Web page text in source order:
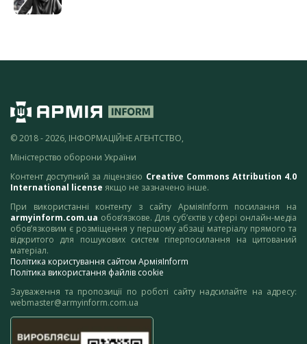
© 2018 - 2026, ІНФОРМАЦІЙНЕ АГЕНТСТВО,
Міністерство оборони України
Контент доступний за ліцензією Creative Commons Attribution 4.0
International license якщо не зазначено інше.
При використанні контенту з сайту АрміяInform посилання на
armyinform.com.ua обов’язкове. Для суб’єктів у сфері онлайн-медіа
обов’язковим є розміщення у першому абзаці матеріалу прямого та
відкритого для пошукових систем гіперпосилання на цитований
матеріал.
Політика користування сайтом АрміяInform
Політика використання файлів cookie
Зауваження та пропозиції по роботі сайту надсилайте на адресу:
webmaster@armyinform.com.ua